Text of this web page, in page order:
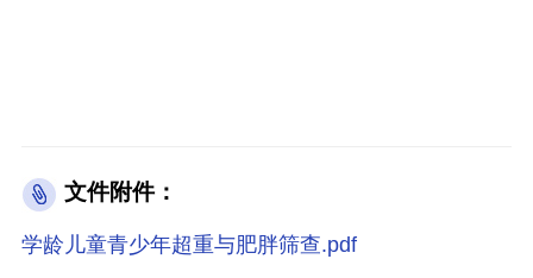
文件附件：
学龄儿童青少年超重与肥胖筛查.pdf